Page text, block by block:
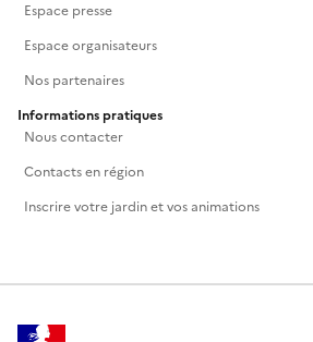
Espace presse
Espace organisateurs
Nos partenaires
Informations pratiques
Nous contacter
Contacts en région
Inscrire votre jardin et vos animations